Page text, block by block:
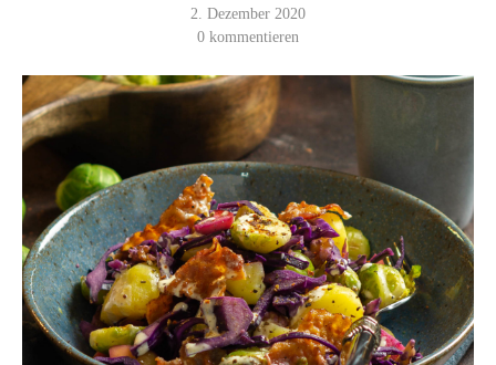
2. Dezember 2020
0 kommentieren